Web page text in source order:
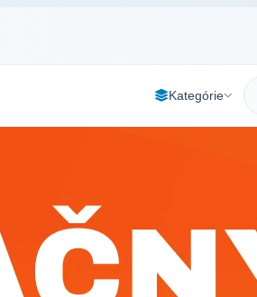
Kategórie